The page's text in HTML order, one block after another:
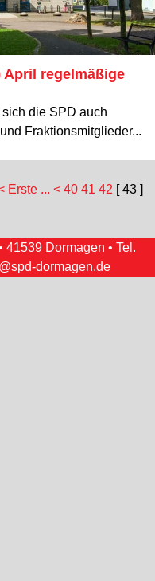
April regelmäßige
die SPD auch
Fraktionsmitglieder...
Erste ... < 40 41 42 [ 43 ]
41539 Dormagen • Tel.
dormagen.de